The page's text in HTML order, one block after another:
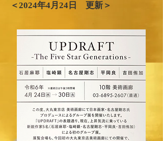
＜2024年​4月24日 更新＞